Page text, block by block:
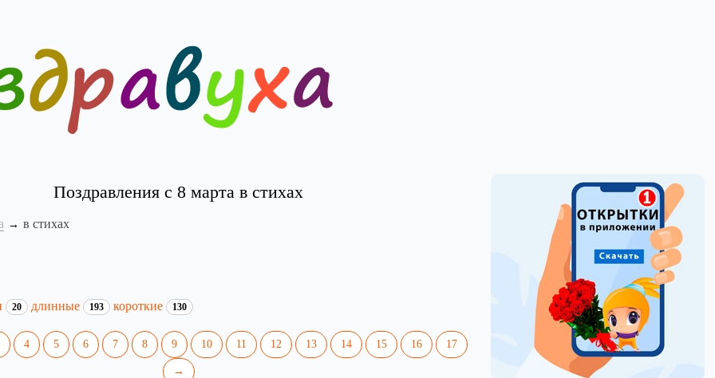
Поздравления с 8 марта в стихах
в стихах
20 длинные 193 короткие 130
4 5 6 7 8 9 10 11 12 13 14 15 16 17
→